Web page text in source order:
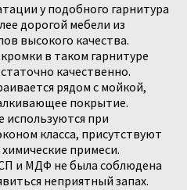
у подобного гарнитура
дорогой мебели из
высокого качества.
в таком гарнитуре
качественно.
рядом с мойкой,
покрытие.
используются при
класса, присутствуют
примеси.
и МДФ не была соблюдена
неприятный запах.